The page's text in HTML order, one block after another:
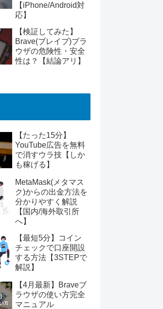
【iPhone/Android対
応】
【検証してみた】
Brave(ブレイブ)ブラ
ウザの危険性・安全
性は？【結論アリ】
【たった15分】
YouTube広告を無料
で消すウラ技【しか
も稼げる】
MetaMask(メタマス
ク)からの出金方法を
分かりやすく解説
【国内/海外取引所
へ】
【最短5分】コイン
チェックで口座開設
する方法【3STEPで
解説】
【4月最新】Braveブ
ラウザの使い方完全
マニュアル